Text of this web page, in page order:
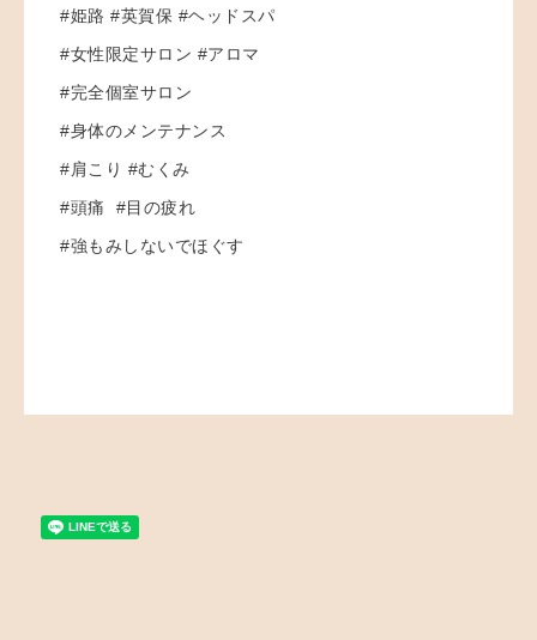
#姫路 #英賀保 #ヘッドスパ
#女性限定サロン #アロマ
#完全個室サロン
#身体のメンテナンス
#肩こり #むくみ
#頭痛 #目の疲れ
#強もみしないでほぐす